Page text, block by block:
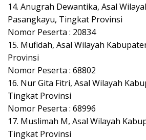
14. Anugrah Dewantika, Asal
Pasangkayu, Tingkat Provinsi
Nomor Peserta : 20834
15. Mufidah, Asal Wilayah
Provinsi
Nomor Peserta : 68802
16. Nur Gita Fitri, Asal Wilayah
Tingkat Provinsi
Nomor Peserta : 68996
17. Muslimah M, Asal Wilayah
Tingkat Provinsi